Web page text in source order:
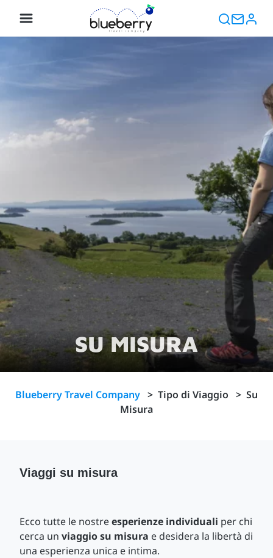
SU MISURA
Blueberry Travel Company > Tipo di Viaggio > Su
Misura
Viaggi su misura
Ecco tutte le nostreesperienze individuali per chi
cerca un viaggio su misura e desidera la libertà di
una esperienza unica e intima.